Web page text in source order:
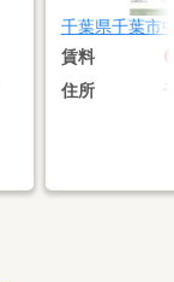
千葉県千葉市
賃料
住所